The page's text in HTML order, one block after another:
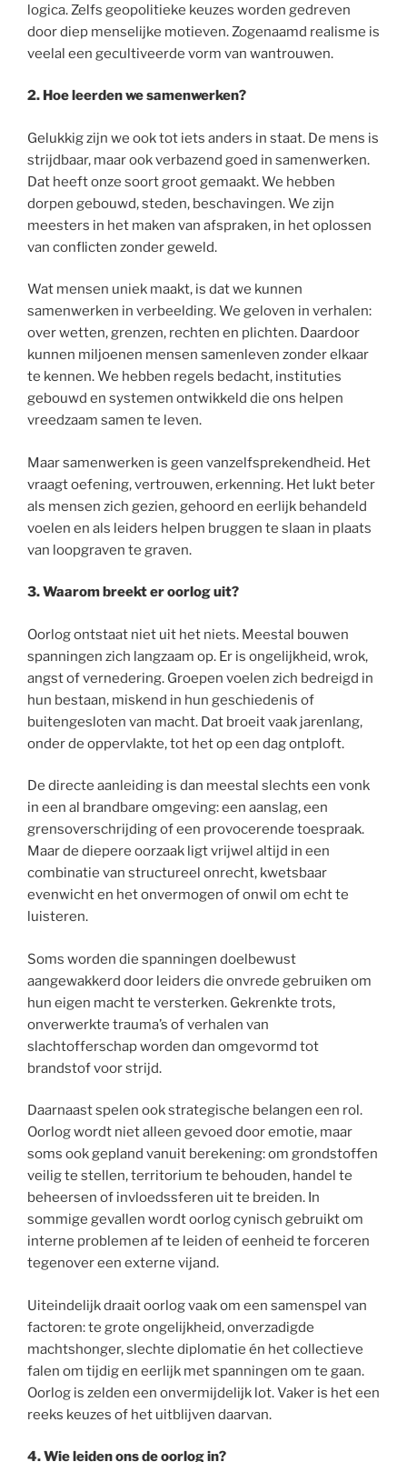
logica. Zelfs geopolitieke keuzes worden gedreven
door diep menselijke motieven. Zogenaamd realisme is
veelal een gecultiveerde vorm van wantrouwen.
2. Hoe leerden we samenwerken?
Gelukkig zijn we ook tot iets anders in staat. De mens is
strijdbaar, maar ook verbazend goed in samenwerken.
Dat heeft onze soort groot gemaakt. We hebben
dorpen gebouwd, steden, beschavingen. We zijn
meesters in het maken van afspraken, in het oplossen
van conflicten zonder geweld.
Wat mensen uniek maakt, is dat we kunnen
samenwerken in verbeelding. We geloven in verhalen:
over wetten, grenzen, rechten en plichten. Daardoor
kunnen miljoenen mensen samenleven zonder elkaar
te kennen. We hebben regels bedacht, instituties
gebouwd en systemen ontwikkeld die ons helpen
vreedzaam samen te leven.
Maar samenwerken is geen vanzelfsprekendheid. Het
vraagt oefening, vertrouwen, erkenning. Het lukt beter
als mensen zich gezien, gehoord en eerlijk behandeld
voelen en als leiders helpen bruggen te slaan in plaats
van loopgraven te graven.
3.Waarom breekt er oorlog uit?
Oorlog ontstaat niet uit het niets. Meestal bouwen
spanningen zich langzaam op. Er is ongelijkheid, wrok,
angst of vernedering. Groepen voelen zich bedreigd in
hun bestaan, miskend in hun geschiedenis of
buitengesloten van macht. Dat broeit vaak jarenlang,
onder de oppervlakte, tot het op een dag ontploft.
De directe aanleiding is dan meestal slechts een vonk
in een al brandbare omgeving: een aanslag, een
grensoverschrijding of een provocerende toespraak.
Maar de diepere oorzaak ligt vrijwel altijd in een
combinatie van structureel onrecht, kwetsbaar
evenwicht en het onvermogen of onwil om echt te
luisteren.
Soms worden die spanningen doelbewust
aangewakkerd door leiders die onvrede gebruiken om
hun eigen macht te versterken. Gekrenkte trots,
onverwerkte trauma’s of verhalen van
slachtofferschap worden dan omgevormd tot
brandstof voor strijd.
Daarnaast spelen ook strategische belangen een rol.
Oorlog wordt niet alleen gevoed door emotie, maar
soms ook gepland vanuit berekening: om grondstoffen
veilig te stellen, territorium te behouden, handel te
beheersen of invloedssferen uit te breiden. In
sommige gevallen wordt oorlog cynisch gebruikt om
interne problemen af te leiden of eenheid te forceren
tegenover een externe vijand.
Uiteindelijk draait oorlog vaak om een samenspel van
factoren: te grote ongelijkheid, onverzadigde
machtshonger, slechte diplomatie én het collectieve
falen om tijdig en eerlijk met spanningen om te gaan.
Oorlog is zelden een onvermijdelijk lot. Vaker is het een
reeks keuzes of het uitblijven daarvan.
4. Wie leiden ons de oorlog in?